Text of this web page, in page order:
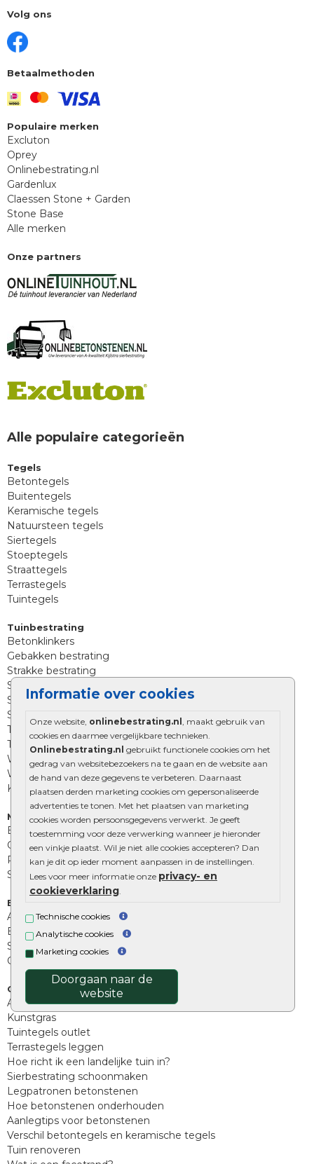
Informatie over cookies
Onze website, onlinebestrating.nl , maakt gebruik van
cookies en daarmee vergelijkbare technieken.
Onlinebestrating.nl gebruikt functionele cookies om het
gedrag van websitebezoekers na te gaan en de website aan
de hand van deze gegevens te verbeteren. Daarnaast
plaatsen derden marketing cookies om gepersonaliseerde
advertenties te tonen. Met het plaatsen van marketing
cookies worden persoonsgegevens verwerkt. Je geeft
toestemming voor deze verwerking wanneer je hieronder
een vinkje plaatst. Wil je niet alle cookies accepteren? Dan
kan je dit op ieder moment aanpassen in de instellingen.
Lees voor meer informatie onze privacy- en
cookieverklaring.
Technische cookies
Analytische cookies
Marketing cookies
Doorgaan naar de
website
Volg ons
Betaalmethoden
Populaire merken
Excluton
Oprey
Onlinebestrating.nl
Gardenlux
Claessen Stone + Garden
Stone Base
Alle merken
Onze partners
Alle populaire categorieën
Tegels
Betontegels
Buitentegels
Keramische tegels
Natuursteen tegels
Siertegels
Stoeptegels
Straattegels
Terrastegels
Tuintegels
Tuinbestrating
Betonklinkers
Gebakken bestrating
Strakke bestrating
Sierbestrating
Straatklinkers
Straatstenen
Trommelstenen
Tuinstenen
Waalformaat
Wildverband bestrating
Kingstones
Muurelementen
Betonbielzen
Opsluitbanden
Palissades
Stapelblokken
Extra benodigdheden
Afwatering en diversen
Beplantings en betonelementen
Split, grind en zand
Oprit tegels
Overig
Aanbiedingen
Kunstgras
Tuintegels outlet
Terrastegels leggen
Hoe richt ik een landelijke tuin in?
Sierbestrating schoonmaken
Legpatronen betonstenen
Hoe betonstenen onderhouden
Aanlegtips voor betonstenen
Verschil betontegels en keramische tegels
Tuin renoveren